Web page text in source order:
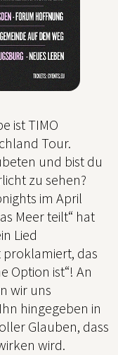
ist TIMO
Tour.
und bist du
zu sehen?
im April
Meer teilt“ hat
Lied
das
Option ist“! An
wir uns
hingegeben in
Glauben, dass
wird.